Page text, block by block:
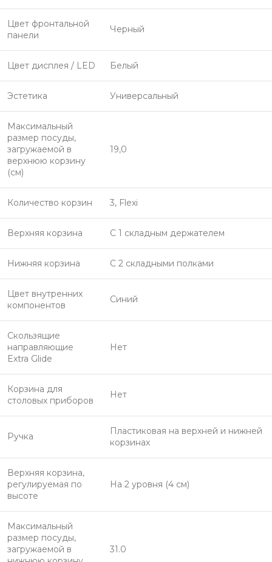
Цвет фронтальной
панели
Черный
Цвет дисплея / LED Белый
Эстетика Универсальный
Максимальный
размер посуды,
загружаемой в
верхнюю корзину
(см)
19,0
Количество корзин 3, Flexi
Верхняя корзина С 1 складным держателем
Нижняя корзина С 2 складными полками
Цвет внутренних
компонентов
Синий
Скользящие
направляющие
Extra Glide
Нет
Корзина для
столовых приборов
Нет
Ручка
Пластиковая на верхней и нижней
корзинах
Верхняя корзина,
регулируемая по
высоте
На 2 уровня (4 см)
Максимальный
размер посуды,
загружаемой в
31.0